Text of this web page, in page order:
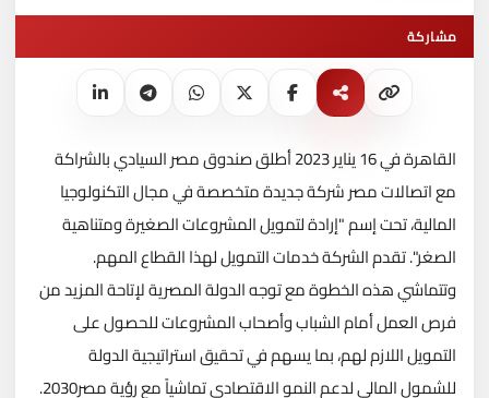
مشاركة
القاهرة في 16 يناير 2023 أطلق صندوق مصر السيادي بالشراكة
مع اتصالات مصر شركة جديدة متخصصة في مجال التكنولوجيا
المالية، تحت إسم "إرادة لتمويل المشروعات الصغيرة ومتناهية
الصغر". تقدم الشركة خدمات التمويل لهذا القطاع المهم.
وتتماشي هذه الخطوة مع توجه الدولة المصرية لإتاحة المزيد من
فرص العمل أمام الشباب وأصحاب المشروعات للحصول على
التمويل اللازم لهم، بما يسهم في تحقيق استراتيجية الدولة
للشمول المالي لدعم النمو الاقتصادي تماشياً مع رؤية مصر2030.